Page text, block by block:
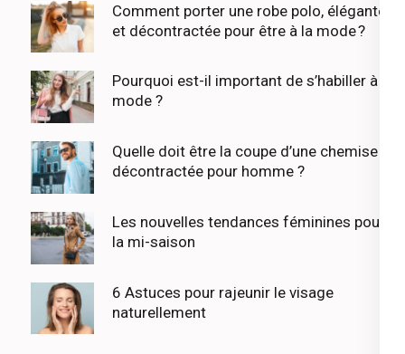
Comment porter une robe polo, élégante
et décontractée pour être à la mode ?
Pourquoi est-il important de s’habiller à la
mode ?
Quelle doit être la coupe d’une chemise
décontractée pour homme ?
Les nouvelles tendances féminines pour
la mi-saison
6 Astuces pour rajeunir le visage
naturellement